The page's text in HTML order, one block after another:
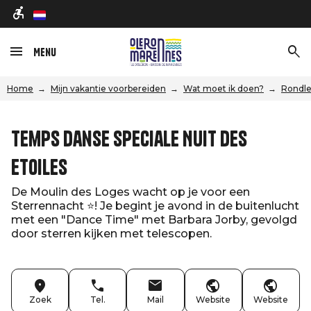
nl
Menu
Home Mijn vakantie voorbereiden Wat moet ik doen?
Temps Danse speciale Nuit des
Etoiles
De Moulin des Loges wacht op je voor een
Sterrennacht ⭐️! Je begint je avond in de buitenlucht
met een "Dance Time" met Barbara Jorby, gevolgd
door sterren kijken met telescopen.
Zoek Tel. Mail Website Website